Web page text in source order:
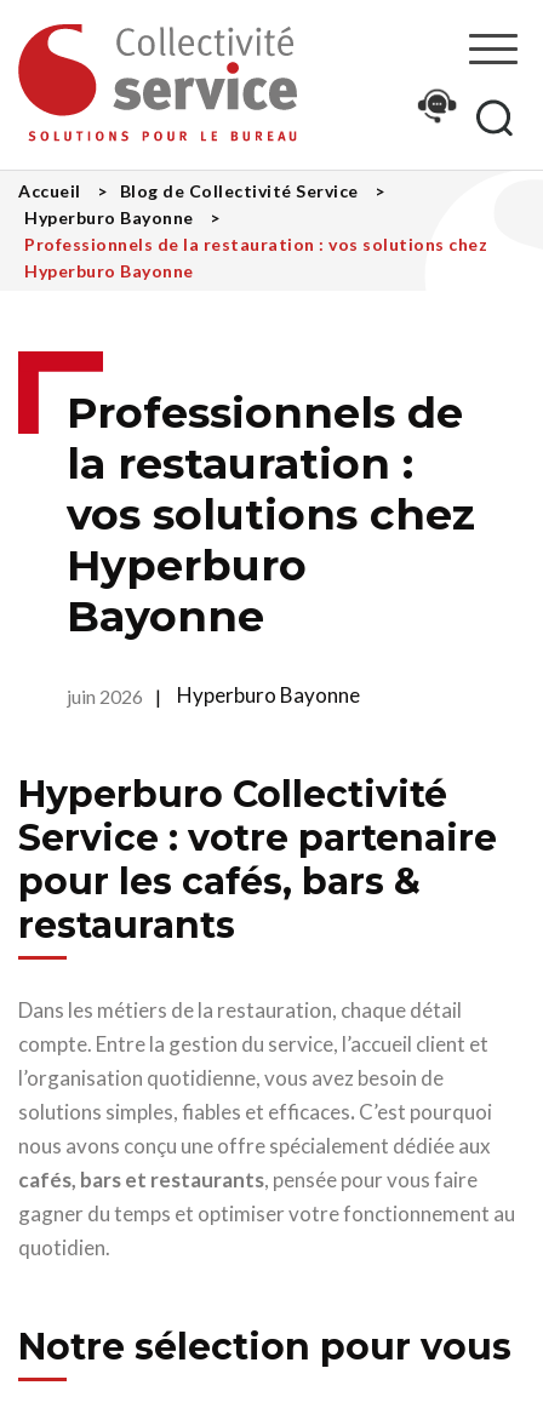
Accueil
Blog de Collectivité Service
Hyperburo Bayonne
Professionnels de la restauration : vos solutions chez
Hyperburo Bayonne
Professionnels de
la restauration :
vos solutions chez
Hyperburo
Bayonne
juin 2026 | Hyperburo Bayonne
Hyperburo Collectivité
Service : votre partenaire
pour les cafés, bars &
restaurants
Dans les métiers de la restauration, chaque détail
compte. Entre la gestion du service, l’accueil client et
l’organisation quotidienne, vous avez besoin de
solutions simples, fiables et efficaces. C’est pourquoi
nous avons conçu une offre spécialement dédiée aux
cafés, bars et restaurants, pensée pour vous faire
gagner du temps et optimiser votre fonctionnement au
quotidien.
Notre sélection pour vous